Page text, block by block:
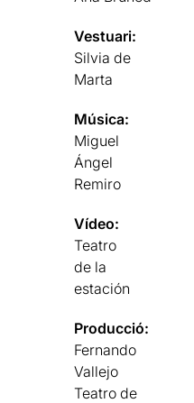
Vestuari:
Silvia de
Marta
Música:
Miguel
Ángel
Remiro
Vídeo:
Teatro
de la
estación
Producció:
Fernando
Vallejo
Teatro de